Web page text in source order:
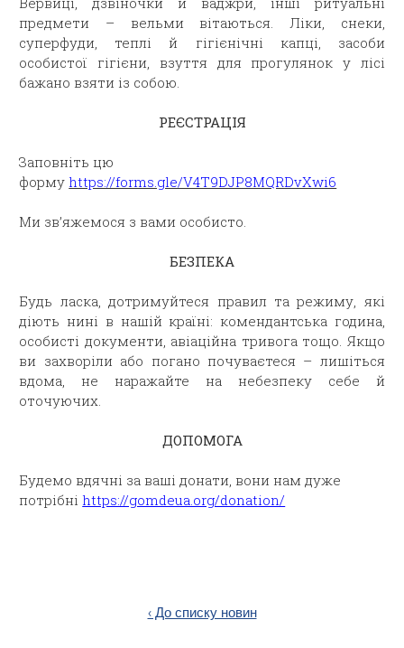
предмети – вельми вітаються. Ліки, снеки,
суперфуди, теплі й гігієнічні капці, засоби
особистої гігієни, взуття для прогулянок у лісі
бажано взяти із собою.
РЕЄСТРАЦІЯ
Заповніть цю
форму https://forms.gle/V4T9DJP8MQRDvXwi6
Ми зв’яжемося з вами особисто.
БЕЗПЕКА
Будь ласка, дотримуйтеся правил та режиму, які
діють нині в нашій країні: комендантська година,
особисті документи, авіаційна тривога тощо. Якщо
ви захворіли або погано почуваєтеся – лишіться
вдома, не наражайте на небезпеку себе й
оточуючих.
ДОПОМОГА
Будемо вдячні за ваші донати, вони нам дуже
потрібні https://gomdeua.org/donation/
‹ До списку новин